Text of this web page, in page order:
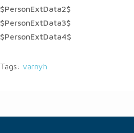
$PersonExtData2$
$PersonExtData3$
$PersonExtData4$
Tags: varnyh